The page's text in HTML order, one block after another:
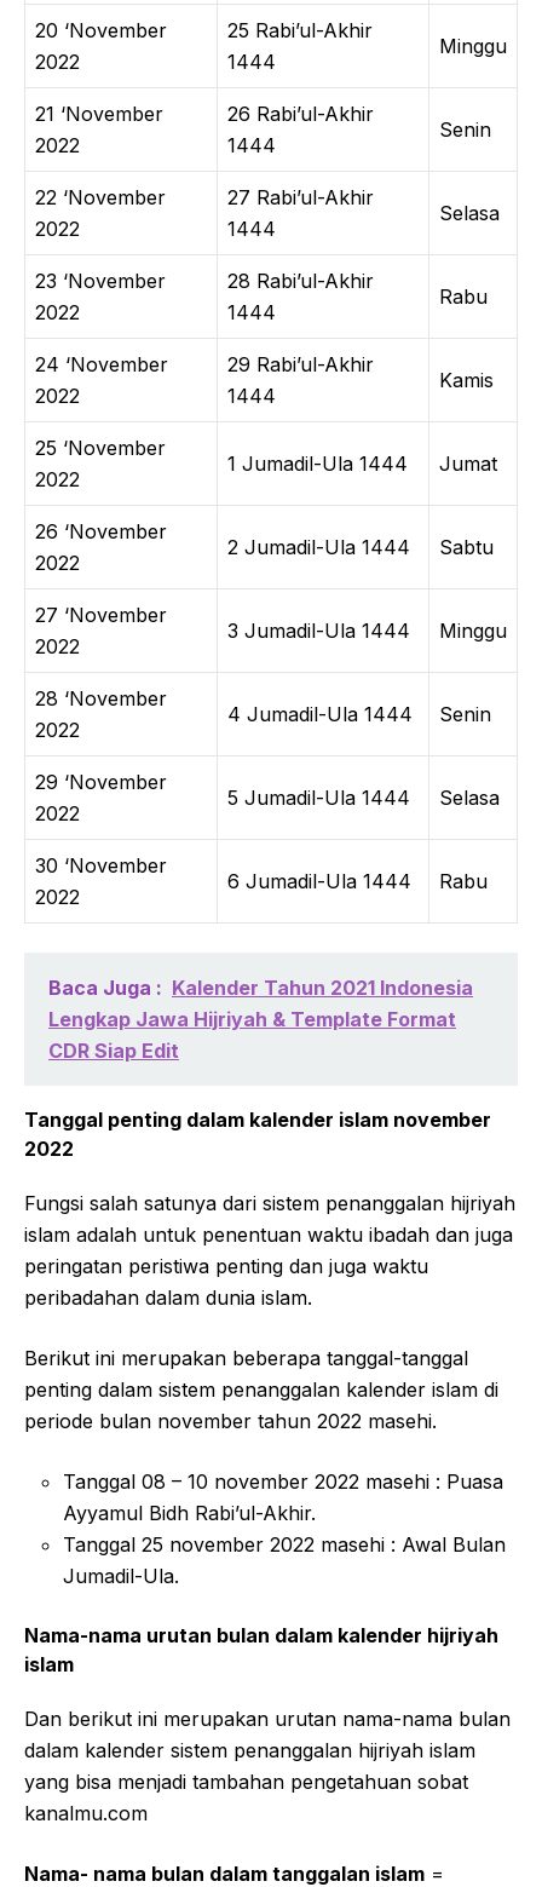
20 ‘November
2022
25 Rabi’ul-Akhir
1444
Minggu
21 ‘November
2022
26 Rabi’ul-Akhir
1444
Senin
22 ‘November
2022
27 Rabi’ul-Akhir
1444
Selasa
23 ‘November
2022
28 Rabi’ul-Akhir
1444
Rabu
24 ‘November
2022
29 Rabi’ul-Akhir
1444
Kamis
25 ‘November
2022
1 Jumadil-Ula 1444 Jumat
26 ‘November
2022
2 Jumadil-Ula 1444 Sabtu
27 ‘November
2022
3 Jumadil-Ula 1444 Minggu
28 ‘November
2022
4 Jumadil-Ula 1444 Senin
29 ‘November
2022
5 Jumadil-Ula 1444 Selasa
30 ‘November
2022
6 Jumadil-Ula 1444 Rabu
Baca Juga : Kalender Tahun 2021 Indonesia
Lengkap Jawa Hijriyah & Template Format
CDR Siap Edit
Tanggal penting dalam kalender islam november
2022
Fungsi salah satunya dari sistem penanggalan hijriyah
islam adalah untuk penentuan waktu ibadah dan juga
peringatan peristiwa penting dan juga waktu
peribadahan dalam dunia islam.
Berikut ini merupakan beberapa tanggal-tanggal
penting dalam sistem penanggalan kalender islam di
periode bulan november tahun 2022 masehi.
Tanggal 08 – 10 november 2022 masehi : Puasa
Ayyamul Bidh Rabi’ul-Akhir.
Tanggal 25 november 2022 masehi : Awal Bulan
Jumadil-Ula.
Nama-nama urutan bulan dalam kalender hijriyah
islam
Dan berikut ini merupakan urutan nama-nama bulan
dalam kalender sistem penanggalan hijriyah islam
yang bisa menjadi tambahan pengetahuan sobat
kanalmu.com
Nama- nama bulan dalam tanggalan islam =